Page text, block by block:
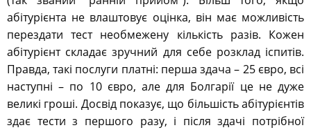
абітурієнта не влаштовує оцінка, він має можливість
перездати тест необмежену кількість разів. Кожен
абітурієнт складає зручний для себе розклад іспитів.
Правда, такі послуги платні: перша здача – 25 євро, всі
наступні – по 10 євро, але для Болгарії це не дуже
великі гроші. Досвід показує, що більшість абітурієнтів
здає тести з першого разу, і після здачі потрібної